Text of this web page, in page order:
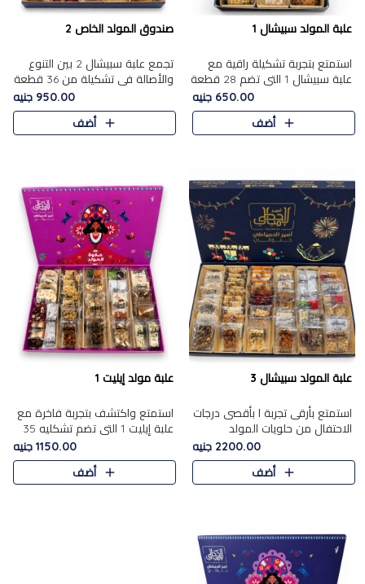
علبة المولد سبيشال 1
استمتع بتجربة تشكيلة راقية مع
علبة سبيشال 1 التي تضم 28 قطعة
من تشكيلة مختارة بعناية من أفخر
حلويات المولد المصرية الأصلية
الشرقية. تحتوي ال..
650.00 جنيه
أضف
صندوق المولد الخاص 2
تجمع علبة سبيشال 2 بين التنوع
والأصالة في تشكيلة من 36 قطعة
تضم أشهر حلويات المولد الشرقية.
تحتوي العلبة على الجزرية بالفول،
والجزرية بالبن..
950.00 جنيه
أضف
علبة المولد سبيشال 3
استمتع بأرقى تجربة ا بأقصى درجات
الاحتفال من حلويات المولد
المصريه الأصيلة مع هذه الفخامة
مع علبة سبيشال 3 التي تضم 56
قطعة من تشكيلة استثن..
2200.00 جنيه
أضف
علبة مولد إيليت 1
استمتع واكتشف بتجربة فاخرة مع
علبة إيليت 1 التي تضم تشكليه 35
قطعة من أرقى حلويات المولد
المصري الأصيلة ,معروضة بشكل
جميل في علبة أنيقة ، في..
1150.00 جنيه
أضف